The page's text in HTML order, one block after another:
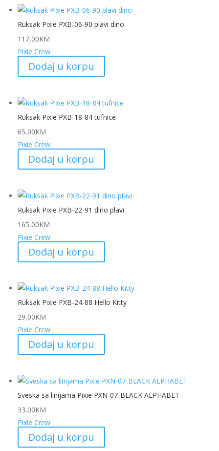
Ruksak Pixie PXB-06-90 plavi dino
117,00KM
Pixie Crew
Dodaj u korpu
Ruksak Pixie PXB-18-84 tufnice
65,00KM
Pixie Crew
Dodaj u korpu
Ruksak Pixie PXB-22-91 dino plavi
165,00KM
Pixie Crew
Dodaj u korpu
Ruksak Pixie PXB-24-88 Hello Kitty
29,00KM
Pixie Crew
Dodaj u korpu
Sveska sa linijama Pixie PXN-07-BLACK ALPHABET
33,00KM
Pixie Crew
Dodaj u korpu